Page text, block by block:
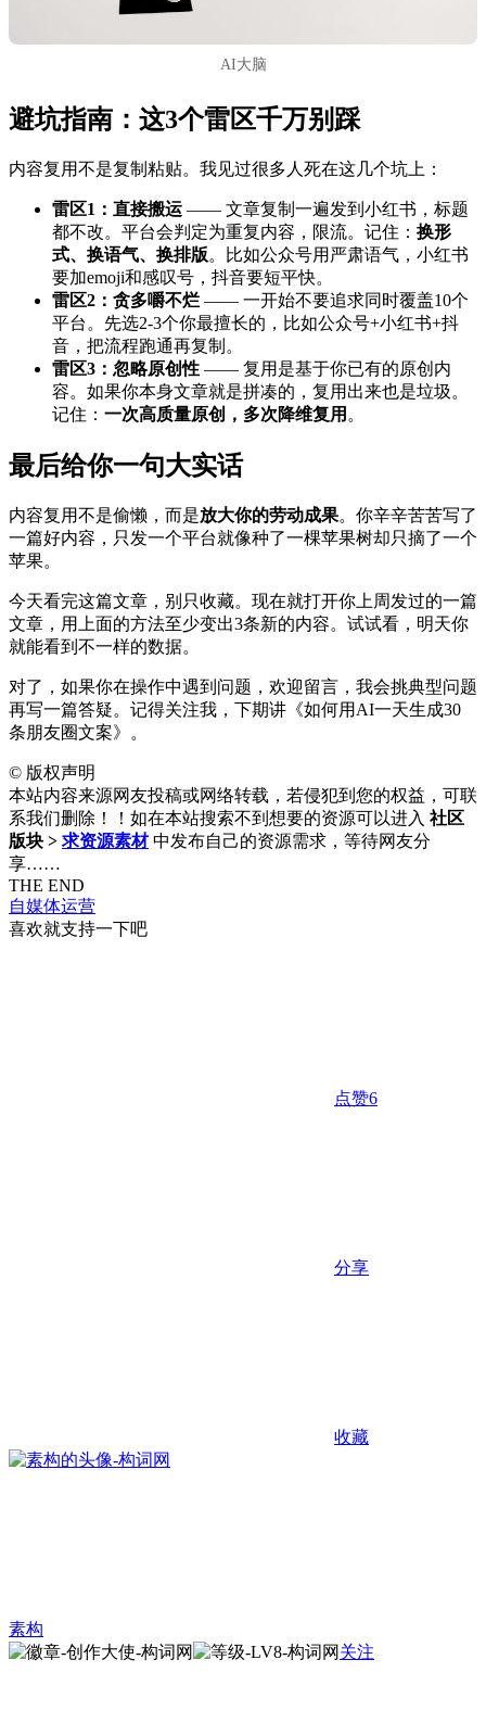
AI大脑
避坑指南：这3个雷区千万别踩
内容复用不是复制粘贴。我见过很多人死在这几个坑上：
雷区1：直接搬运 —— 文章复制一遍发到小红书，标题
都不改。平台会判定为重复内容，限流。记住： 换形
式、换语气、换排版。比如公众号用严肃语气，小红书
要加emoji和感叹号，抖音要短平快。
雷区2：贪多嚼不烂 —— 一开始不要追求同时覆盖10个
平台。先选2-3个你最擅长的，比如公众号+小红书+抖
音，把流程跑通再复制。
雷区3：忽略原创性 —— 复用是基于你已有的原创内
容。如果你本身文章就是拼凑的，复用出来也是垃圾。
记住： 一次高质量原创，多次降维复用 。
最后给你一句大实话
内容复用不是偷懒，而是放大你的劳动成果。你辛辛苦苦写了
一篇好内容，只发一个平台就像种了一棵苹果树却只摘了一个
苹果。
今天看完这篇文章，别只收藏。现在就打开你上周发过的一篇
文章，用上面的方法至少变出3条新的内容。试试看，明天你
就能看到不一样的数据。
对了，如果你在操作中遇到问题，欢迎留言，我会挑典型问题
再写一篇答疑。记得关注我，下期讲《如何用AI一天生成30
条朋友圈文案》。
© 版权声明
本站内容来源网友投稿或网络转载，若侵犯到您的权益，可联
系我们删除！！如在本站搜索不到想要的资源可以进入 社区
版块 > 求资源素材 中发布自己的资源需求，等待网友分
享……
THE END
自媒体运营
喜欢就支持一下吧
点赞6
分享
收藏
素构
关注